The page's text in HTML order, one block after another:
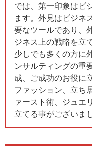
では、第一印象はビ
ます。外見はビジネ
要なツールであり、
ジネス上の戦略を立
少しでも多くの方に
ンサルティングの重
成、ご成功のお役に
ファッション、立ち
ァースト術、ジュエ
立てる事がございま